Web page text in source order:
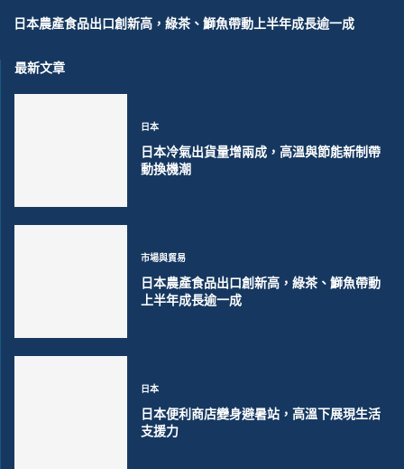
日本農產食品出口創新高，綠茶、鰤魚帶動上半年成長逾一成
最新文章
日本
日本冷氣出貨量增兩成，高溫與節能新制帶
動換機潮
市場與貿易
日本農產食品出口創新高，綠茶、鰤魚帶動
上半年成長逾一成
日本
日本便利商店變身避暑站，高溫下展現生活
支援力